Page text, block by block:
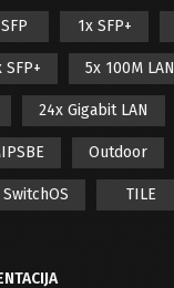
1x SFP+
SFP+ 5x 100M LAN
24x Gigabit LAN
Outdoor
SwitchOS TILE